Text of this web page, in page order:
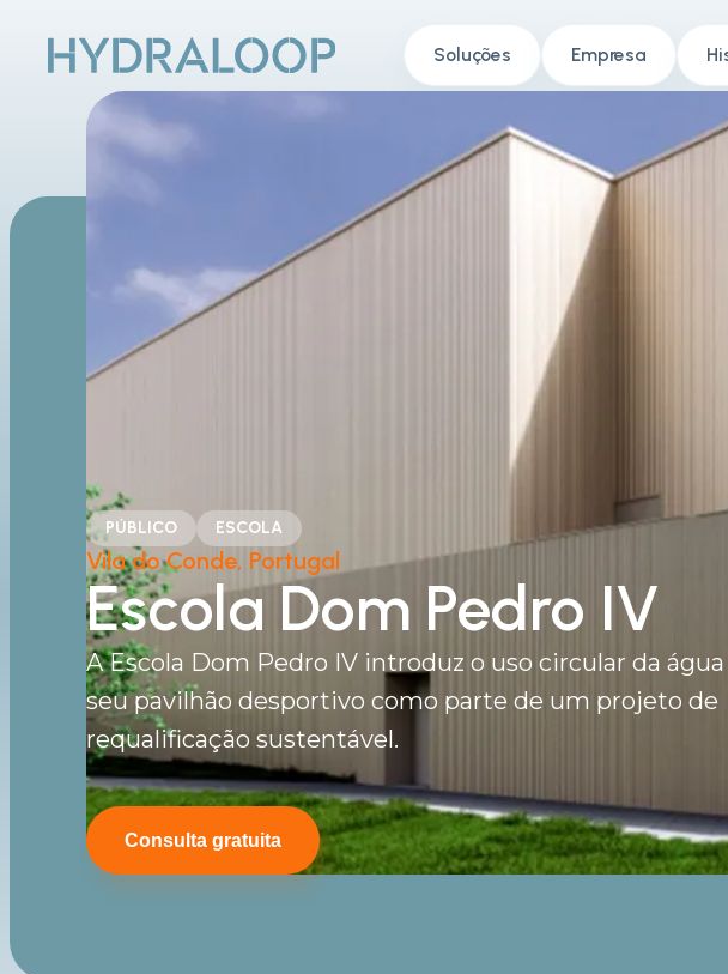
Soluções Empresa
PÚBLICO ESCOLA
Vila do Conde, Portugal
Escola Dom Pedro IV
A Escola Dom Pedro IV introduz o uso circular da
seu pavilhão desportivo como parte de um projeto de
requalificação sustentável.
Consulta gratuita